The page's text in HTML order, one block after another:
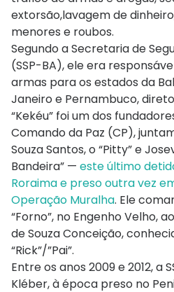
extorsão,lavagem de
menores e roubos.
Segundo a Secretaria de
(SSP-BA), ele era
armas para os estados da
Janeiro e Pernambuco,
“Kekéu” foi um dos
Comando da Paz (CP),
Souza Santos, o “Pitty” e
Bandeira” — este último
Roraima e preso outra vez
Operação Muralha. Ele
“Forno”, no Engenho Velho,
de Souza Conceição,
“Rick”/”Pai”.
Entre os anos 2009 e 2012, a
Kléber, à época preso no